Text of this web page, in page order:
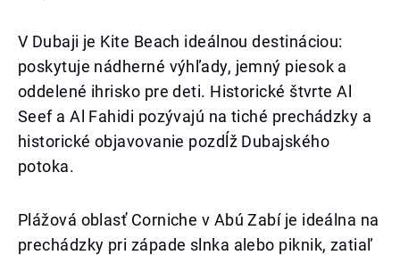
V Dubaji je Kite Beach ideálnou destináciou:
poskytuje nádherné výhľady, jemný piesok a
oddelené ihrisko pre deti. Historické štvrte Al
Seef a Al Fahidi pozývajú na tiché prechádzky a
historické objavovanie pozdĺž Dubajského
potoka.
Plážová oblasť Corniche v Abú Zabí je ideálna na
prechádzky pri západe slnka alebo piknik, zatiaľ